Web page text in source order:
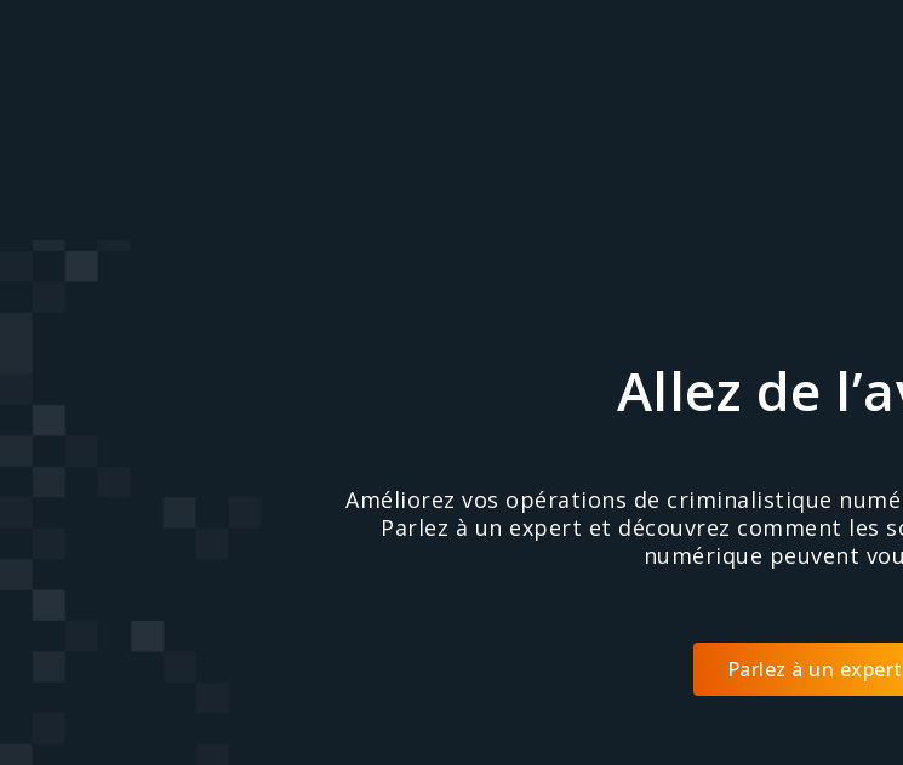
Allez de
Améliorez vos opérations de criminalistique
Parlez à un expert et découvrez comment les
numérique peuvent
Parlez à un expert